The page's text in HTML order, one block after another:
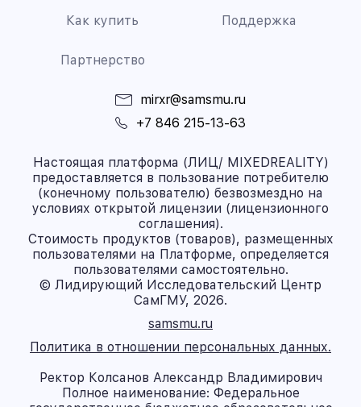
Как купить Поддержка
Партнерство
mirxr@samsmu.ru
+7 846 215-13-63
Настоящая платформа (ЛИЦ/ MIXEDREALITY)
предоставляется в пользование потребителю
(конечному пользователю) безвозмездно на
условиях открытой лицензии (лицензионного
соглашения).
Стоимость продуктов (товаров), размещенных
пользователями на Платформе, определяется
пользователями самостоятельно.
© Лидирующий Исследовательский Центр
СамГМУ, 2026.
samsmu.ru
Политика в отношении персональных данных.
Ректор Колсанов Александр Владимирович
Полное наименование: Федеральное